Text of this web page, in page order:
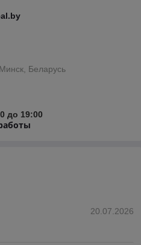
Беларусь
до 19:00
20.07.2026